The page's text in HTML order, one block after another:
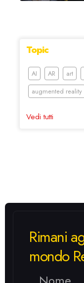
Topic
AI AR art
augmented reality
Vedi tutti